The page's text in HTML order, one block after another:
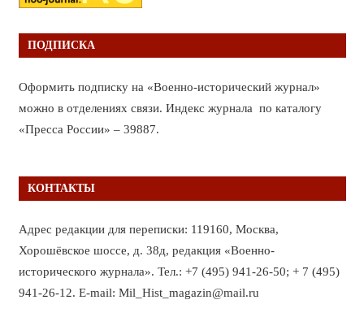
ПОДПИСКА
Оформить подписку на «Военно-исторический журнал»
можно в отделениях связи. Индекс журнала по каталогу
«Пресса России» – 39887.
КОНТАКТЫ
Адрес редакции для переписки: 119160, Москва,
Хорошёвское шоссе, д. 38д, редакция «Военно-
исторического журнала». Тел.: +7 (495) 941-26-50; + 7 (495)
941-26-12. E-mail: Mil_Hist_magazin@mail.ru